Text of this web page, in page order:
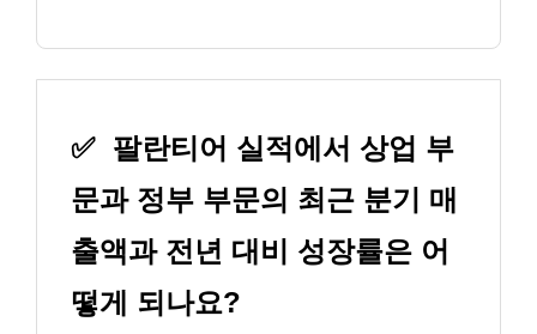
✅ 팔란티어 실적에서 상업 부
문과 정부 부문의 최근 분기 매
출액과 전년 대비 성장률은 어
떻게 되나요?